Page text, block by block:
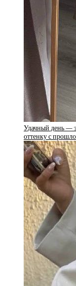
Удачный день —
оттенку с